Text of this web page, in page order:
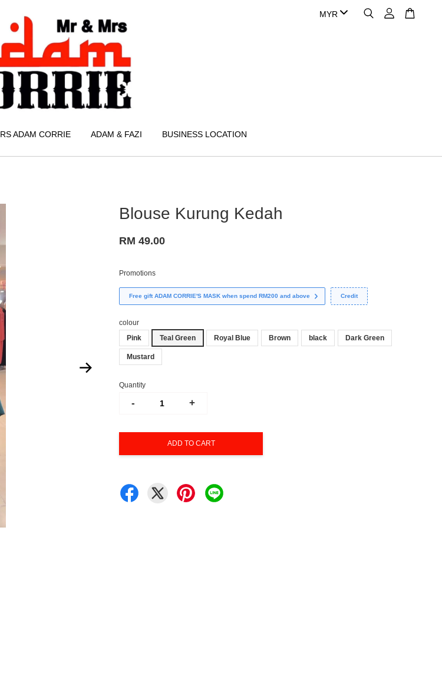
ADAM CORRIE ADAM & FAZI BUSINESS LOCATION
Blouse Kurung Kedah
RM 49.00
Promotions
Free gift ADAM CORRIE'S MASK when spend RM200 and above Credit
colour
Pink
Teal Green Royal Blue Brown black Dark Green
Mustard
Quantity
- +
ADD TO CART